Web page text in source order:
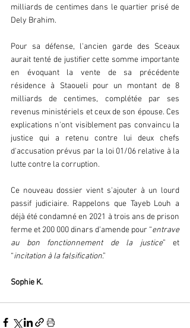
milliards de centimes dans le quartier prisé de
Dely Brahim.
Pour sa défense, l'ancien garde des Sceaux
aurait tenté de justifier cette somme importante
en évoquant la vente de sa précédente
résidence à Staoueli pour un montant de 8
milliards de centimes, complétée par ses
revenus ministériels et ceux de son épouse. Ces
explications n'ont visiblement pas convaincu la
justice qui a retenu contre lui deux chefs
d'accusation prévus par la loi 01/06 relative à la
lutte contre la corruption.
Ce nouveau dossier vient s'ajouter à un lourd
passif judiciaire. Rappelons que Tayeb Louh a
déjà été condamné en 2021 à trois ans de prison
ferme et 200 000 dinars d'amende pour “entrave
au bon fonctionnement de la justice” et
“incitation à la falsification.”
Sophie K.